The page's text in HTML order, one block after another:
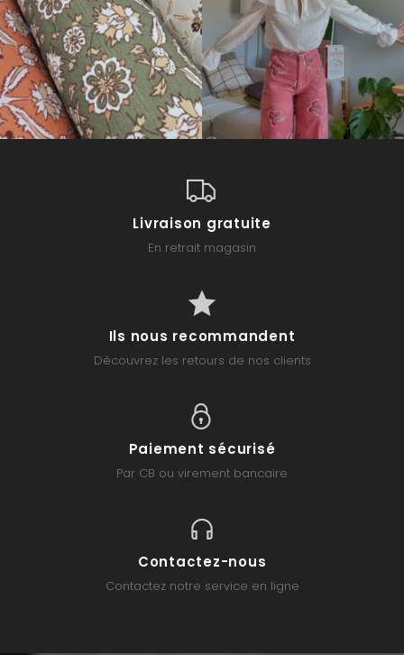
Livraison gratuite
En retrait magasin
Ils nous recommandent
Découvrez les retours de nos clients
Paiement sécurisé
Par CB ou virement bancaire
Contactez-nous
Contactez notre service en ligne